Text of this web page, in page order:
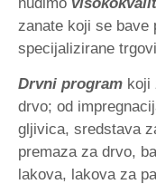
zanate koji se bave
specijalizirane
Drvni program koji
drvo; od
gljivica, sredstava
premaza za drvo,
lakova, lakova za